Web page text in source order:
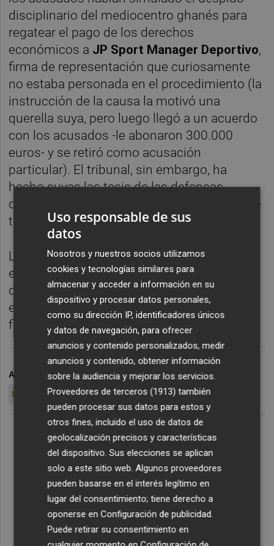
disciplinario del mediocentro ghanés para
regatear el pago de los derechos
económicos a JP Sport Manager Deportivo,
firma de representación que curiosamente
no estaba personada en el procedimiento (la
instrucción de la causa la motivó una
querella suya, pero luego llegó a un acuerdo
con los acusados -le abonaron 300.000
euros- y se retiró como acusación
particular). El tribunal, sin embargo, ha
hecho suyas las tesis de las defensas,
quienes obviamente defendía la legalidad de
toda su actuación.
Los hechos enjuiciados se remontaban a
enero de 2011, cuando el futbolista fue
despedido disciplinariamente por el Elche,
encontrando acomodo a continuación en el
filial del club amarillo.
ARCHIVADO EN JUAN CARLOS
JOSÉ SEPULCRE
ELCHE CF
VILLAR WAKASO
Uso responsable de sus
datos
Nosotros y nuestros socios utilizamos
cookies y tecnologías similares para
almacenar y acceder a información en su
dispositivo y procesar datos personales,
como su dirección IP, identificadores únicos
y datos de navegación, para ofrecer
anuncios y contenido personalizados, medir
anuncios y contenido, obtener información
sobre la audiencia y mejorar los servicios.
Proveedores de terceros (1913) también
pueden procesar sus datos para estos y
otros fines, incluido el uso de datos de
geolocalización precisos y características
del dispositivo. Sus elecciones se aplican
solo a este sitio web. Algunos proveedores
pueden basarse en el interés legítimo en
lugar del consentimiento; tiene derecho a
oponerse enConfiguración de publicidad.
Puede retirar su consentimiento en